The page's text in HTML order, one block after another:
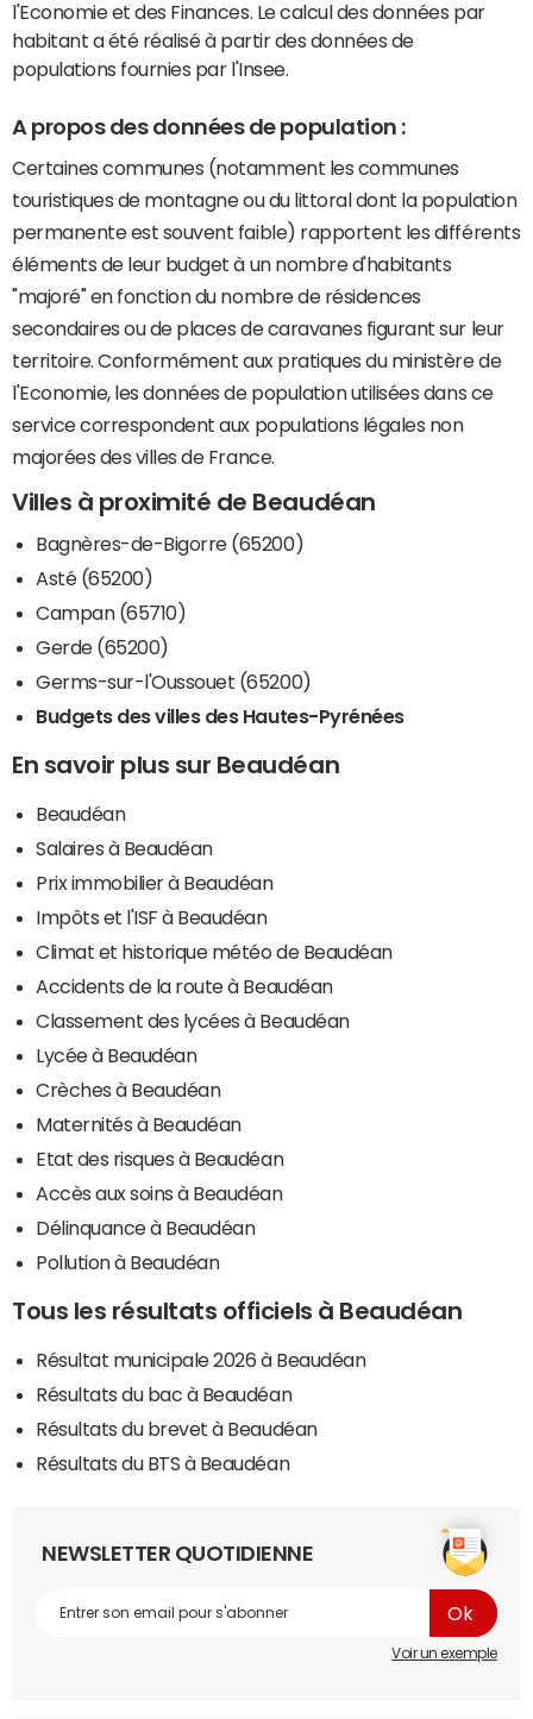
l'Economie et des Finances. Le calcul des données par
habitant a été réalisé à partir des données de
populations fournies par l'Insee.
A propos des données de population :
Certaines communes (notamment les communes
touristiques de montagne ou du littoral dont la population
permanente est souvent faible) rapportent les différents
éléments de leur budget à un nombre d'habitants
"majoré" en fonction du nombre de résidences
secondaires ou de places de caravanes figurant sur leur
territoire. Conformément aux pratiques du ministère de
l'Economie, les données de population utilisées dans ce
service correspondent aux populations légales non
majorées des villes de France.
Villes à proximité de Beaudéan
Bagnères-de-Bigorre (65200)
Asté (65200)
Campan (65710)
Gerde (65200)
Germs-sur-l'Oussouet (65200)
Budgets des villes des Hautes-Pyrénées
En savoir plus sur Beaudéan
Beaudéan
Salaires à Beaudéan
Prix immobilier à Beaudéan
Impôts et l'ISF à Beaudéan
Climat et historique météo de Beaudéan
Accidents de la route à Beaudéan
Classement des lycées à Beaudéan
Lycée à Beaudéan
Crèches à Beaudéan
Maternités à Beaudéan
Etat des risques à Beaudéan
Accès aux soins à Beaudéan
Délinquance à Beaudéan
Pollution à Beaudéan
Tous les résultats officiels à Beaudéan
Résultat municipale 2026 à Beaudéan
Résultats du bac à Beaudéan
Résultats du brevet à Beaudéan
Résultats du BTS à Beaudéan
NEWSLETTER QUOTIDIENNE
Voir un exemple